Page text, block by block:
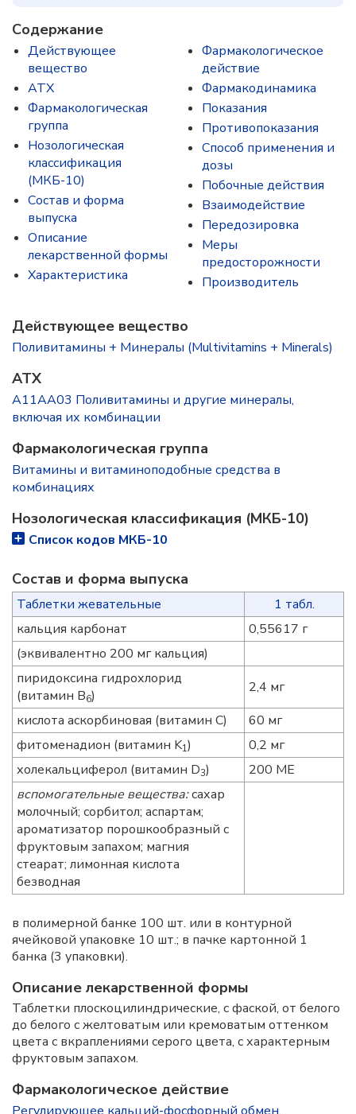
Содержание
Действующее
вещество
ATX
Фармакологическая
группа
Нозологическая
классификация
(МКБ-10)
Состав и форма
выпускa
Описание
лекарственной формы
Характеристика
Фармакологическое
действие
Фармакодинамика
Показания
Противопоказания
Способ применения и
дозы
Побочные действия
Взаимодействие
Передозировка
Меры
предосторожности
Производитель
Действующее вещество
Поливитамины + Минералы (Multivitamins + Minerals)
ATX
A11AA03 Поливитамины и другие минералы,
включая их комбинации
Фармакологическая группа
Витамины и витаминоподобные средства в
комбинациях
Нозологическая классификация (МКБ-10)
Список кодов МКБ-10
Состав и форма выпускa
Таблетки жевательные
1 табл.
кальция карбонат
0,55617 г
(эквивалентно 200 мг кальция)
пиридоксина гидрохлорид
(витамин B6)
2,4 мг
кислота аскорбиновая (витамин C)
60 мг
фитоменадион (витамин K1)
0,2 мг
холекальциферол (витамин D3)
200 МЕ
вспомогательные вещества:сахар
молочный; сорбитол; аспартам;
ароматизатор порошкообразный с
фруктовым запахом; магния
стеарат; лимонная кислота
безводная
в полимерной банке 100 шт. или в контурной
ячейковой упаковке 10 шт.; в пачке картонной 1
банка (3 упаковки).
Описание лекарственной формы
Таблетки плоскоцилиндрические, с фаской, от белого
до белого с желтоватым или кремоватым оттенком
цвета с вкраплениями серого цвета, с характерным
фруктовым запахом.
Фармакологическое действие